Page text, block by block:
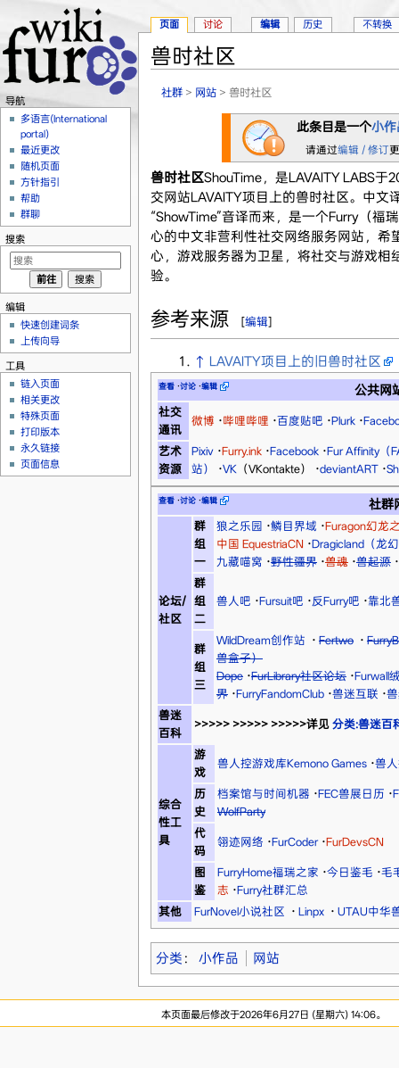
兽时社区
社群 > 网站 > 兽时社区
此条目是一个小作
请通过编辑 / 修订
兽时社区ShouTime，是LAVAITY LABS于
交网站LAVAITY项目上的兽时社区。中文
“ShowTime”音译而来，是一个Furry（福
心的中文非营利性社交网络服务网站，希
心，游戏服务器为卫星，将社交与游戏相
验。
参考来源 [编辑]
↑ LAVAITY项目上的旧兽时社区
查看·讨论·编辑 公共网
社交
通讯
微博 ·哔哩哔哩 ·百度贴吧 ·Plurk·
艺术
资源
Pixiv·Furry.ink·Facebook·Fur Affinity（
站）
·VK（VKontakte） ·deviantART·
查看·讨论·编辑 社群
论坛/
社区
群
组
一
狼之乐园 ·鳞目界域 ·Furagon幻龙
中国 EquestriaCN ·Dragicland（龙
九藏喵窝 ·野性疆界·兽魂·兽起源·
群
组
二
兽人吧 ·Fursuit吧 ·反Furry吧 ·靠北
群
组
三
WildDream创作站 · Fertwo ·
兽盒子）
Dope·FurLibrary社区论坛·Furwall
界·FurryFandomClub·兽迷互联 ·
兽迷
百科
>>>>> >>>>> >>>>>详见 分类:兽迷百
综合
性工
具
游
戏
兽人控游戏库Kemono Games·兽
历
史
档案馆与时间机器 ·FEC兽展日历 ·
WolfParty
代
码
翎迹网络 ·FurCoder·FurDevsCN
图
鉴
FurryHome福瑞之家 ·今日鉴毛 ·毛
志 ·Furry社群汇总
其他
FurNovel小说社区 · Linpx · UTAU中华
分类 ： 小作品 网站
页面 讨论 编辑 历史 不转换
导航
多语言(International
portal)
最近更改
随机页面
方针指引
帮助
群聊
搜索
编辑
快速创建词条
上传向导
工具
链入页面
相关更改
特殊页面
打印版本
永久链接
页面信息
本页面最后修改于2026年6月27日 (星期六) 14:06。